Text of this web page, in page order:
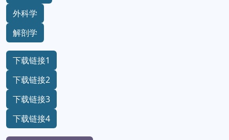
外科学
解剖学
下载链接1
下载链接2
下载链接3
下载链接4